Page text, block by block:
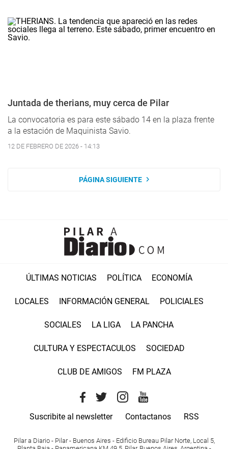
Juntada de therians, muy cerca de Pilar
La convocatoria es para este sábado 14 en la plaza frente
a la estación de Maquinista Savio.
12 DE FEBRERO DE 2026 - 14:13
PÁGINA SIGUIENTE
ÚLTIMAS NOTICIAS POLÍTICA ECONOMÍA
LOCALES INFORMACIÓN GENERAL POLICIALES
SOCIALES LA LIGA LA PANCHA
CULTURA Y ESPECTACULOS SOCIEDAD
CLUB DE AMIGOS FM PLAZA
Suscribite al newsletter Contactanos RSS
Pilar a Diario - Pilar - Buenos Aires - Edificio Bureau Pilar Norte, Local 5,